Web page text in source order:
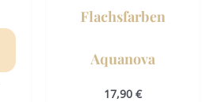
Flachsfarben
Aquanova
17,90 €